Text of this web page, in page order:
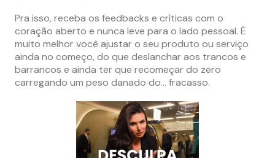
Pra isso, receba os feedbacks e críticas com o
coração aberto e nunca leve para o lado pessoal. É
muito melhor você ajustar o seu produto ou serviço
ainda no começo, do que deslanchar aos trancos e
barrancos e ainda ter que recomeçar do zero
carregando um peso danado do… fracasso.